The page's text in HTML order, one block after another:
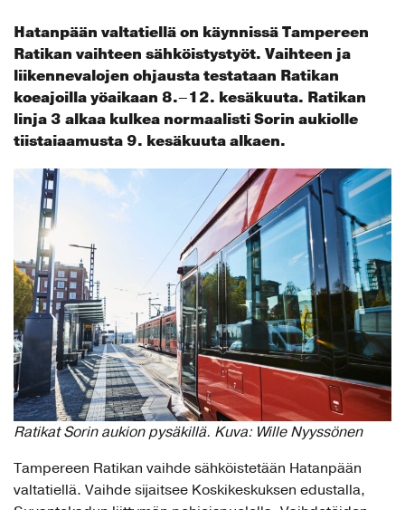
Hatanpään valtatiellä on käynnissä Tampereen
Ratikan vaihteen sähköistystyöt. Vaihteen ja
liikennevalojen ohjausta testataan Ratikan
koeajoilla yöaikaan 8.–12. kesäkuuta. Ratikan
linja 3 alkaa kulkea normaalisti Sorin aukiolle
tiistaiaamusta 9. kesäkuuta alkaen.
Ratikat Sorin aukion pysäkillä. Kuva: Wille Nyyssönen
Tampereen Ratikan vaihde sähköistetään Hatanpään
valtatiellä. Vaihde sijaitsee Koskikeskuksen edustalla,